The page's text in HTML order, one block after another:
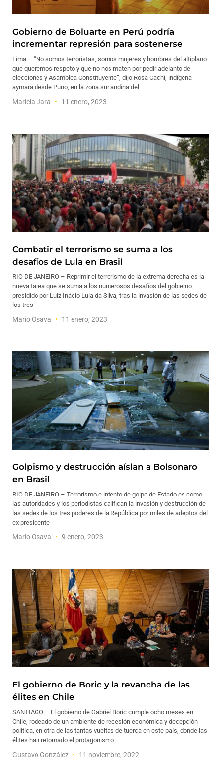
Gobierno de Boluarte en Perú podría
incrementar represión para sostenerse
Lima – “No somos terroristas, somos mujeres y hombres del altiplano
que queremos respeto y que no nos maten por pedir adelanto de
elecciones y Asamblea Constituyente”, dijo Rosa Cachi, indígena
aymara desde Puno, en la zona sur andina del
Mariela Jara 11 enero, 2023
Combatir el terrorismo se suma a los
desafíos de Lula en Brasil
RIO DE JANEIRO – Reprimir el terrorismo de la extrema derecha es la
nueva tarea que se suma a los numerosos desafíos del gobierno
presidido por Luiz Inácio Lula da Silva, tras la invasión de las sedes de
los tres
Mario Osava 11 enero, 2023
Golpismo y destrucción aíslan a Bolsonaro
en Brasil
RIO DE JANEIRO – Terrorismo e intento de golpe de Estado es como
las autoridades y los periodistas califican la invasión y destrucción de
las sedes de los tres poderes de la República por miles de adeptos del
ex presidente
Mario Osava 9 enero, 2023
El gobierno de Boric y la revancha de las
élites en Chile
SANTIAGO – El gobierno de Gabriel Boric cumple ocho meses en
Chile, rodeado de un ambiente de recesión económica y decepción
política, en otra de las tantas vueltas de tuerca en este país, donde las
élites han retomado el protagonismo
Gustavo González 11 noviembre, 2022